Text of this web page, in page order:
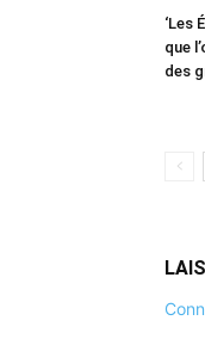
‘Les
que
des